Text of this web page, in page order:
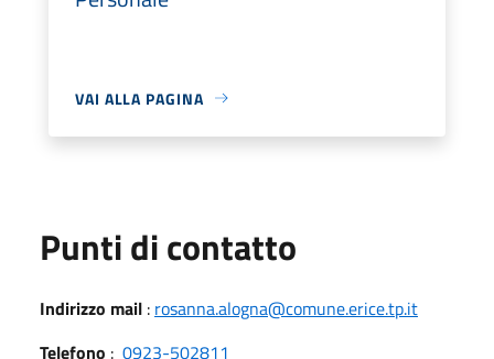
VAI ALLA PAGINA
Punti di contatto
Indirizzo mail : rosanna.alogna@comune.erice.tp.it
Telefono : 0923-502811